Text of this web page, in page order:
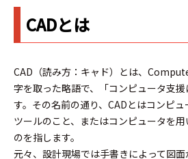
CADとは
CAD（読み方：キャド）とは、
字を取った略語で、「コンピュータ支
す。その名前の通り、CADとはコンピ
ツールのこと、またはコンピュータを
のを指します。
元々、設計現場では手書きによって図